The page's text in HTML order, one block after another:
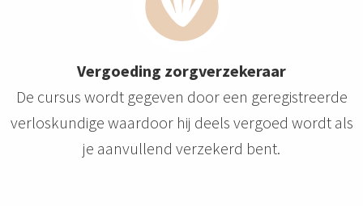
Vergoeding zorgverzekeraar
De cursus wordt gegeven door een geregistreerde
verloskundige waardoor hij deels vergoed wordt als
je aanvullend verzekerd bent.